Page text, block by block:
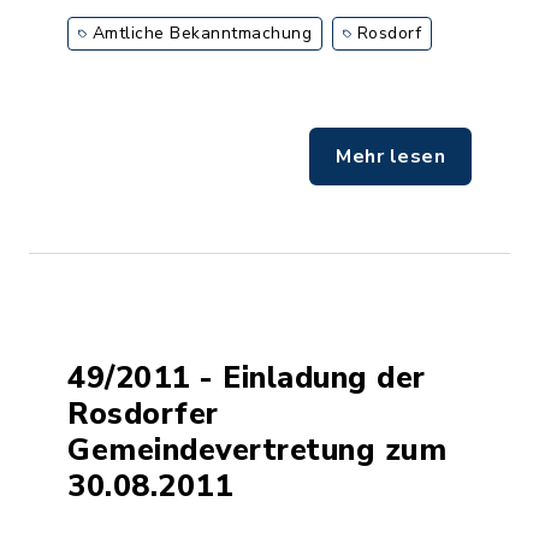
Amtliche Bekanntmachung Rosdorf
Mehr lesen
49/2011 - Einladung der
Rosdorfer
Gemeindevertretung zum
30.08.2011